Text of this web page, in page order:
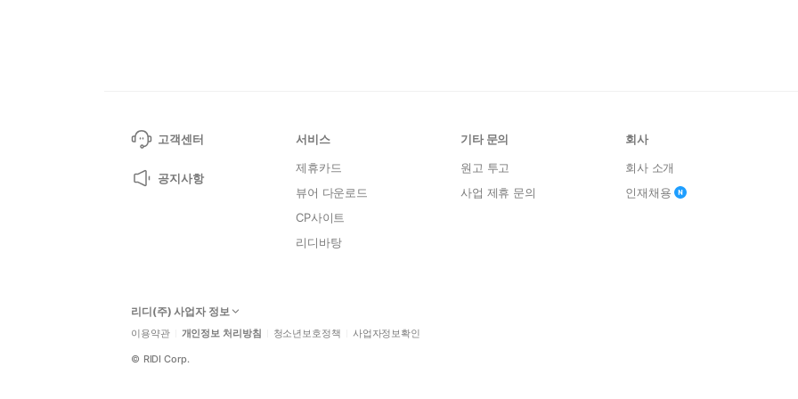
고객센터
공지사항
서비스
제휴카드
뷰어 다운로드
CP사이트
리디바탕
기타 문의
원고 투고
사업 제휴 문의
회사
회사 소개
인재채용
리디(주) 사업자 정보
이용약관 개인정보 처리방침 청소년보호정책 사업자정보확인
© RIDI Corp.